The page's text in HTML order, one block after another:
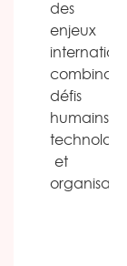
des
enjeux
combinant
défis
humains,
et